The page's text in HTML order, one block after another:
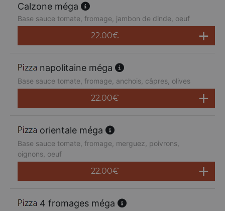
Calzone méga
Base sauce tomate, fromage, jambon de dinde, oeuf
22.00€
napolitaine méga
Base sauce tomate, fromage, anchois, câpres, olives
22.00€
orientale méga
Base sauce tomate, fromage, merguez, poivrons,
oignons, oeuf
22.00€
4 fromages méga